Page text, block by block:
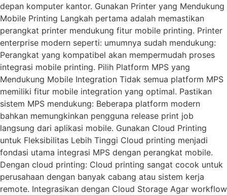
depan komputer kantor. Gunakan Printer yang Mendukung
Mobile Printing Langkah pertama adalah memastikan
perangkat printer mendukung fitur mobile printing. Printer
enterprise modern seperti: umumnya sudah mendukung:
Perangkat yang kompatibel akan mempermudah proses
integrasi mobile printing. Pilih Platform MPS yang
Mendukung Mobile Integration Tidak semua platform MPS
memiliki fitur mobile integration yang optimal. Pastikan
sistem MPS mendukung: Beberapa platform modern
bahkan memungkinkan pengguna release print job
langsung dari aplikasi mobile. Gunakan Cloud Printing
untuk Fleksibilitas Lebih Tinggi Cloud printing menjadi
fondasi utama integrasi MPS dengan perangkat mobile.
Dengan cloud printing: Cloud printing sangat cocok untuk
perusahaan dengan banyak cabang atau sistem kerja
remote. Integrasikan dengan Cloud Storage Agar workflow